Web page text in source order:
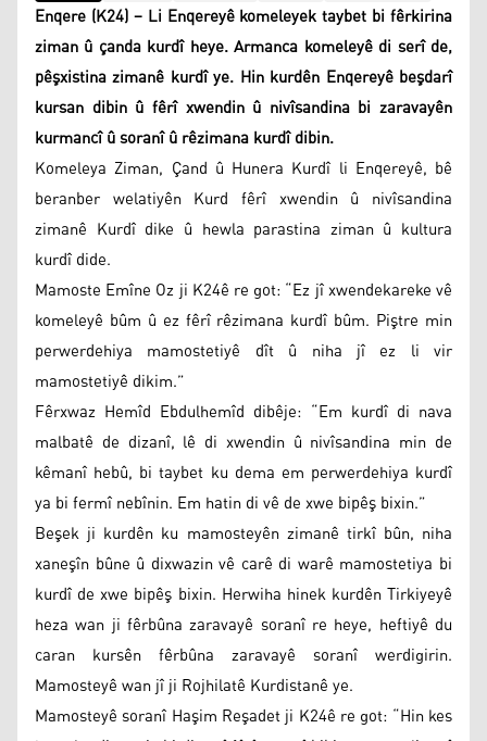
Enqere (K24) – Li Enqereyê komeleyek taybet bi fêrkirina
ziman û çanda kurdî heye. Armanca komeleyê di serî de,
pêşxistina zimanê kurdî ye. Hin kurdên Enqereyê beşdarî
kursan dibin û fêrî xwendin û nivîsandina bi zaravayên
kurmancî û soranî û rêzimana kurdî dibin.
Komeleya Ziman, Çand û Hunera Kurdî li Enqereyê, bê
beranber welatiyên Kurd fêrî xwendin û nivîsandina
zimanê Kurdî dike û hewla parastina ziman û kultura
kurdî dide.
Mamoste Emîne Oz ji K24ê re got: “Ez jî xwendekareke vê
komeleyê bûm û ez fêrî rêzimana kurdî bûm. Piştre min
perwerdehiya mamostetiyê dît û niha jî ez li vir
mamostetiyê dikim.”
Fêrxwaz Hemîd Ebdulhemîd dibêje: “Em kurdî di nava
malbatê de dizanî, lê di xwendin û nivîsandina min de
kêmanî hebû, bi taybet ku dema em perwerdehiya kurdî
ya bi fermî nebînin. Em hatin di vê de xwe bipêş bixin.”
Beşek ji kurdên ku mamosteyên zimanê tirkî bûn, niha
xaneşîn bûne û dixwazin vê carê di warê mamostetiya bi
kurdî de xwe bipêş bixin. Herwiha hinek kurdên Tirkiyeyê
heza wan ji fêrbûna zaravayê soranî re heye, heftiyê du
caran kursên fêrbûna zaravayê soranî werdigirin.
Mamosteyê wan jî ji Rojhilatê Kurdistanê ye.
Mamosteyê soranî Haşim Reşadet ji K24ê re got: “Hin kes